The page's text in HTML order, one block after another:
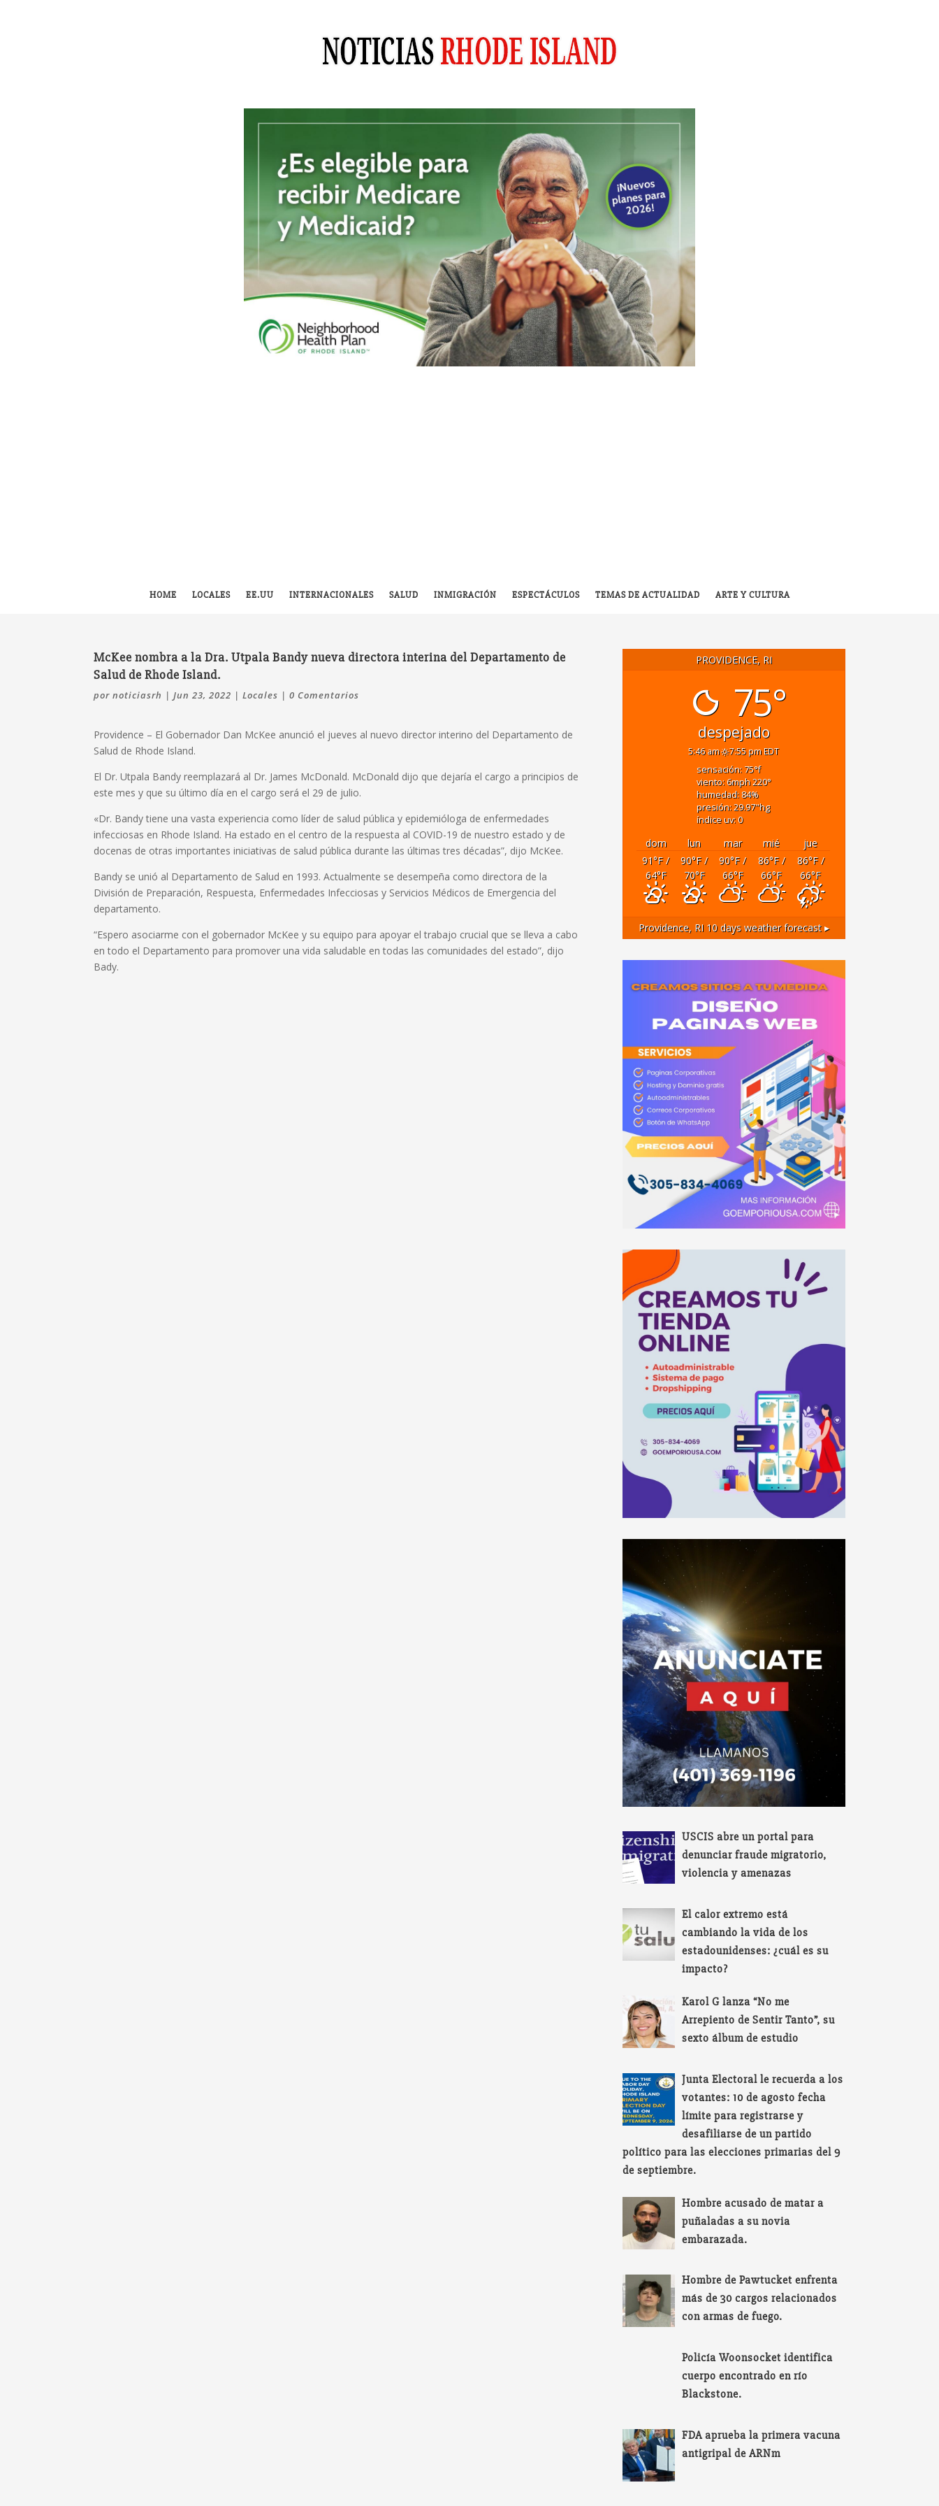
HOME LOCALES EE.UU INTERNACIONALES SALUD INMIGRACIÓN ESPECTÁCULOS TEMAS DE ACTUALIDAD ARTE Y CULTURA
McKee nombra a la Dra. Utpala Bandy nueva directora interina del Departamento de
Salud de Rhode Island.
pornoticiasrh |Jun 23, 2022 |Locales |0 Comentarios
Providence – El Gobernador Dan McKee anunció el jueves al nuevo director interino del Departamento de
Salud de Rhode Island.
El Dr. Utpala Bandy reemplazará al Dr. James McDonald. McDonald dijo que dejaría el cargo a principios de
este mes y que su último día en el cargo será el 29 de julio.
«Dr. Bandy tiene una vasta experiencia como líder de salud pública y epidemióloga de enfermedades
infecciosas en Rhode Island. Ha estado en el centro de la respuesta al COVID-19 de nuestro estado y de
docenas de otras importantes iniciativas de salud pública durante las últimas tres décadas”, dijo McKee.
Bandy se unió al Departamento de Salud en 1993. Actualmente se desempeña como directora de la
División de Preparación, Respuesta, Enfermedades Infecciosas y Servicios Médicos de Emergencia del
departamento.
“Espero asociarme con el gobernador McKee y su equipo para apoyar el trabajo crucial que se lleva a cabo
en todo el Departamento para promover una vida saludable en todas las comunidades del estado”, dijo
Bady.
PROVIDENCE, RI
75°
despejado
5:46 am 7:55 pm EDT
sensación: 75°f
viento: 6mph220°
humedad: 84%
presión: 29.97"hg
índice uv: 0
dom lun mar mié
jue
91°F/
64°F
90°F/
70°F
90°F/
66°F
86°F/
66°F
86°F/
66°F
Providence, RI10 days weather forecast ▸
USCIS abre un portal para
denunciar fraude migratorio,
violencia y amenazas
El calor extremo está
cambiando la vida de los
estadounidenses: ¿cuál es su
impacto?
Karol G lanza “No me
Arrepiento de Sentir Tanto”, su
sexto álbum de estudio
Junta Electoral le recuerda a los
votantes: 10 de agosto fecha
límite para registrarse y
desafiliarse de un partido
político para las elecciones primarias del 9
de septiembre.
Hombre acusado de matar a
puñaladas a su novia
embarazada.
Hombre de Pawtucket enfrenta
más de 30 cargos relacionados
con armas de fuego.
Policía Woonsocket identifica
cuerpo encontrado en río
Blackstone.
FDA aprueba la primera vacuna
antigripal de ARNm